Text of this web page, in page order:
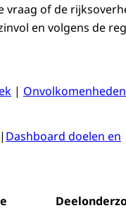
vraag of de
en volgens de
|
| Dashboard doelen en